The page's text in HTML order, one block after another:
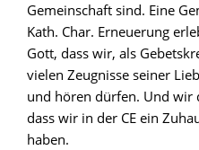
Gemeinschaft sind. Eine
Kath. Char. Erneuerung
Gott, dass wir, als
vielen Zeugnisse seiner
und hören dürfen. Und wir
dass wir in der CE ein
haben.